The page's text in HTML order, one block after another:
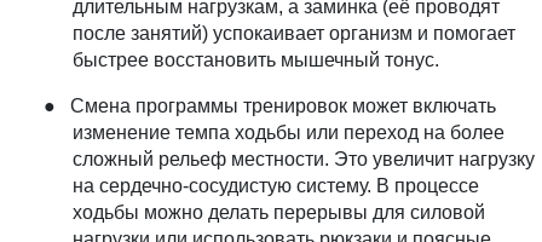
длительным нагрузкам, а заминка (её проводят
после занятий) успокаивает организм и помогает
быстрее восстановить мышечный тонус.
● Смена программы тренировок может включать
изменение темпа ходьбы или переход на более
сложный рельеф местности. Это увеличит нагрузку
на сердечно-сосудистую систему. В процессе
ходьбы можно делать перерывы для силовой